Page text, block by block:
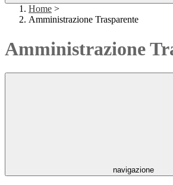
Home >
Amministrazione Trasparente
Amministrazione
navigazione